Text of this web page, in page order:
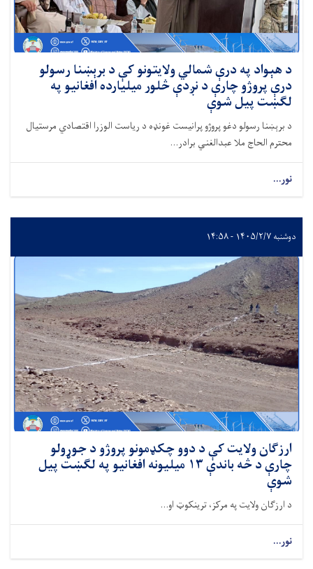
د هېواد په درې شمالي ولایتونو کې د برېښنا رسولو
درې پروژو چارې د نږدې څلور میلیارده افغانیو په
لګښت پیل شوې
د برېښنا رسولو دغو پروژو پرانیست غونډه د ریاست الوزرا اقتصادي مرستیال
محترم الحاج ملا عبدالغني برادر...
نور...
دوشنبه ۱۴۰۵/۲/۷ - ۱۴:۵۸
ارزګان ولایت کې د دوو چکډمونو پروژو د جوړولو
چارې د څه باندې ۱۳‌ میلیونه افغانیو په لګښت پیل
شوې
د ارزګان ولایت په مرکز، ترینکوټ او...
نور...